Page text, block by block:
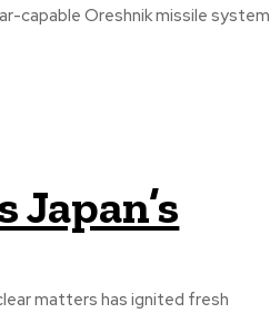
capable Oreshnik missile system
matters has ignited fresh